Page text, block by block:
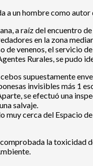
a un hombre como
a raíz del encuentro
en la zona
de venenos, el servicio
Rurales, se pudo
supuestamente
invisibles más 1
se efectuó una
salvaje.
muy cerca del Espacio
comprobada la